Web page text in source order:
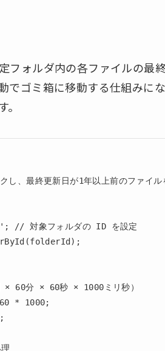
フォルダ内の各ファイルの最
でゴミ箱に移動する仕組みに
し、最終更新日が1年以上前のファイル
// 対象フォルダの ID を設定
60分 × 60秒 × 1000ミリ秒）
* 1000;